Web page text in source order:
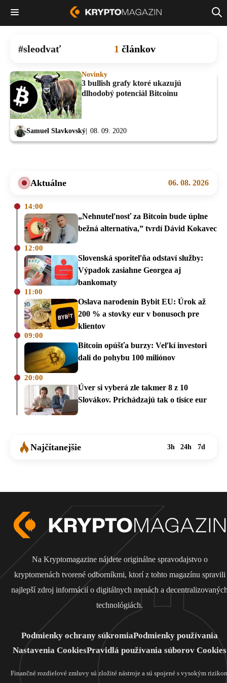
sleodvať 1 článkov
Novinky
3 bullish grafy ktoré ukazujú
dlhodobý potenciál Bitcoinu
Samuel Slavkovský 08. 09. 2020
Aktuálne 06. 08. 2026
14:00
„Nehnuteľnosť za Bitcoin bude úplne
bežná alternatíva,” tvrdí Dávid Kokavec
12:00
Slovenská sporiteľňa odstaví služby:
Výpadok zasiahne Georgea aj
bankomaty
11:00
Oslava narodenín Bybit EU: Úrok až
200 % a stovky eur v bonusoch pre
klientov
09:00
Bitcoin opúšťa burzy: Veľkí investori
dali do pohybu 100 miliónov
20:00
Úver si vyberá zle takmer 8 z 10
Slovákov. Prichádzajú tak o tisíce eur
Najčítanejšie 3h 24h 7d
Na Kryptomagazine nájdete originálne spravodajstvo o
kryptomenách tvorené odborníkmi, ktorí z tohto magazínu spravili
najlepší zdroj informácií o digitálnych menách a
technológiách.
Podmienky ochrany súkromiaPodmienky používania
Nastavenia CookiesPravidlá používania súborov Cookies
Finančné rozdielové zmluvy sú zložité nástroje a sú spojené s vysokým